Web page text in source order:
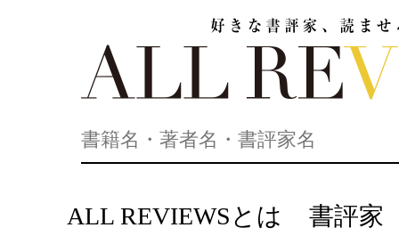
ALL REVIEWSとは
書評家